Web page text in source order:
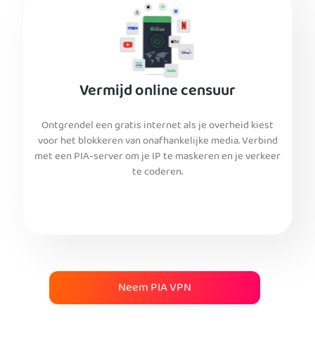
Vermijd online censuur
Ontgrendel een gratis internet als je overheid kiest
voor het blokkeren van onafhankelijke media. Verbind
met een PIA-server om je IP te maskeren en je verkeer
te coderen.
Neem PIA VPN